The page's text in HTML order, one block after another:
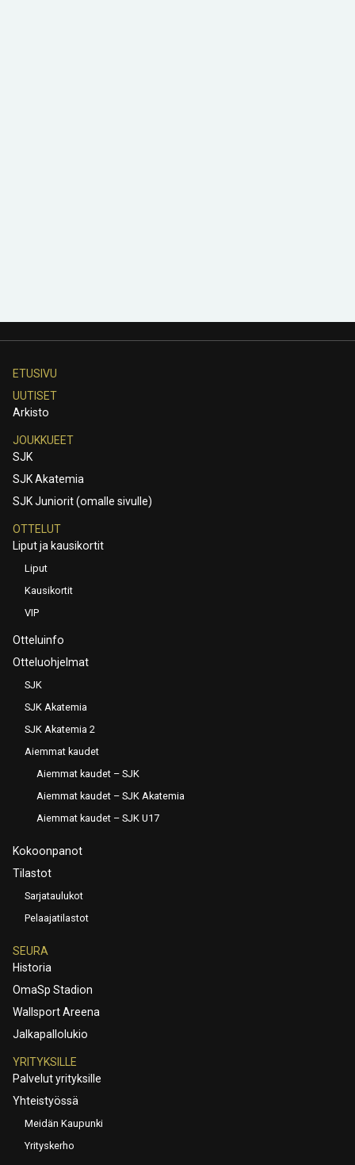
ETUSIVU
UUTISET
Arkisto
JOUKKUEET
SJK
SJK Akatemia
SJK Juniorit (omalle sivulle)
OTTELUT
Liput ja kausikortit
Liput
Kausikortit
VIP
Otteluinfo
Otteluohjelmat
SJK
SJK Akatemia
SJK Akatemia 2
Aiemmat kaudet
Aiemmat kaudet – SJK
Aiemmat kaudet – SJK Akatemia
Aiemmat kaudet – SJK U17
Kokoonpanot
Tilastot
Sarjataulukot
Pelaajatilastot
SEURA
Historia
OmaSp Stadion
Wallsport Areena
Jalkapallolukio
YRITYKSILLE
Palvelut yrityksille
Yhteistyössä
Meidän Kaupunki
Yrityskerho